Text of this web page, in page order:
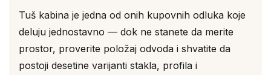
Tuš kabina je jedna od onih kupovnih odluka koje
deluju jednostavno — dok ne stanete da merite
prostor, proverite položaj odvoda i shvatite da
postoji desetine varijanti stakla, profila i